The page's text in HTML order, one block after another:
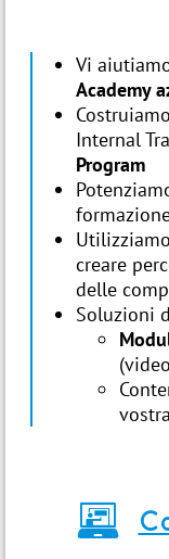
Vi
Academy
Internal
Program
creare
delle
Soluzioni
*